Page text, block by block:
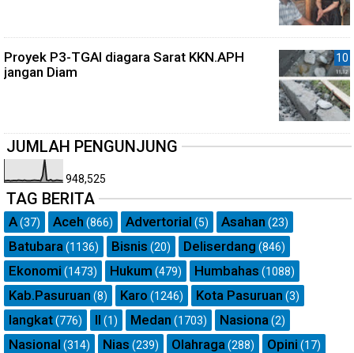
Proyek P3-TGAI diagara Sarat KKN.APH
jangan Diam
JUMLAH PENGUNJUNG
948,525
TAG BERITA
A(37) Aceh (866) Advertorial (5) Asahan (23)
Batubara (1136) Bisnis (20) Deliserdang (846)
Ekonomi (1473) Hukum (479) Humbahas (1088)
Kab.Pasuruan (8) Karo (1246) Kota Pasuruan (3)
langkat(776) ll (1) Medan (1703) Nasiona (2)
Nasional (314) Nias (239) Olahraga (288) Opini (17)